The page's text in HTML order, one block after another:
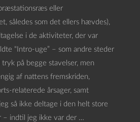
eller
således som det ellers hævdes),
i de aktiviteter, der var
“Intro-uge” – som andre steder
tryk på begge stavelser, men
af nattens fremskriden,
relaterede årsager, samt
så ikke deltage i den helt store
– indtil jeg ikke var der …